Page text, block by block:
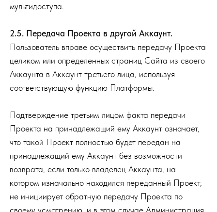
мультидоступа.
2.5. Передача Проекта в другой Аккаунт.
Пользователь вправе осуществить передачу Проекта
целиком или определенных страниц Сайта из своего
Аккаунта в Аккаунт третьего лица, используя
соответствующую функцию Платформы.
Подтверждение третьим лицом факта передачи
Проекта на принадлежащий ему Аккаунт означает,
что такой Проект полностью будет передан на
принадлежащий ему Аккаунт без возможности
возврата, если только владелец Аккаунта, на
котором изначально находился переданный Проект,
не инициирует обратную передачу Проекта по
своему усмотрению, и в этом случае Администрация